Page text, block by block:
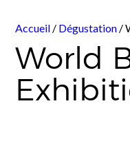
Accueil / Dégustation /
World